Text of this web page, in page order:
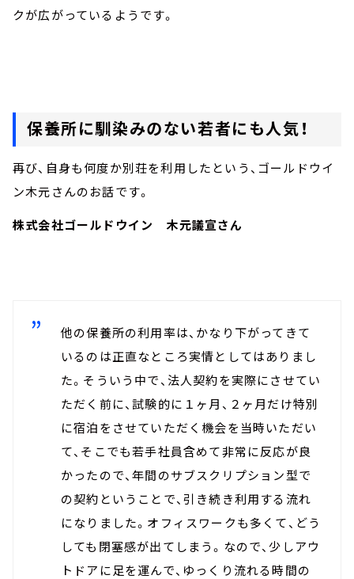
クが広がっているようです。
保養所に馴染みのない若者にも人気！
再び、自身も何度か別荘を利用したという、ゴールドウイ
ン木元さんのお話です。
株式会社ゴールドウイン 木元議宣さん
他の保養所の利用率は、かなり下がってきて
いるのは正直なところ実情としてはありまし
た。そういう中で、法人契約を実際にさせてい
ただく前に、試験的に１ヶ月、２ヶ月だけ特別
に宿泊をさせていただく機会を当時いただい
て、そこでも若手社員含めて非常に反応が良
かったので、年間のサブスクリプション型で
の契約ということで、引き続き利用する流れ
になりました。オフィスワークも多くて、どう
しても閉塞感が出てしまう。なので、少しアウ
トドアに足を運んで、ゆっくり流れる時間の